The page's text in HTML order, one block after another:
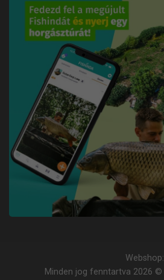
Webshop:
Minden jog fenntartva 2026 ©